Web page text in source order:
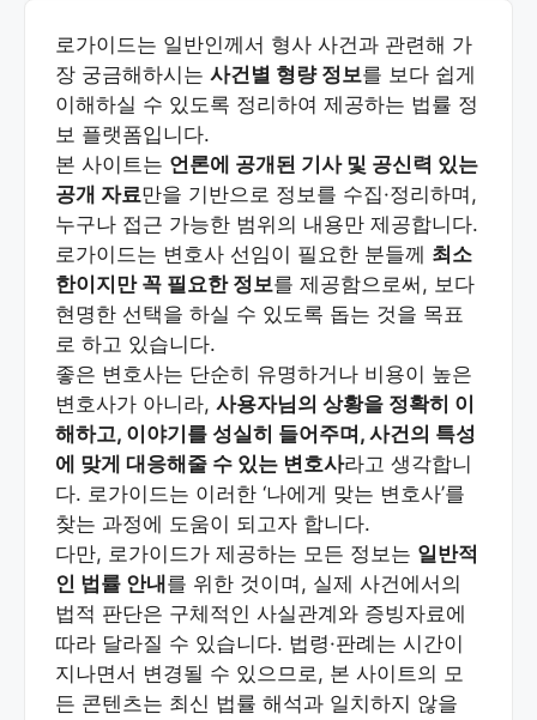
로가이드는 일반인께서 형사 사건과 관련해 가
장 궁금해하시는 사건별 형량 정보를 보다 쉽게
이해하실 수 있도록 정리하여 제공하는 법률 정
보 플랫폼입니다.
본 사이트는 언론에 공개된 기사 및 공신력 있는
공개 자료만을 기반으로 정보를 수집·정리하며,
누구나 접근 가능한 범위의 내용만 제공합니다.
로가이드는 변호사 선임이 필요한 분들께 최소
한이지만 꼭 필요한 정보를 제공함으로써, 보다
현명한 선택을 하실 수 있도록 돕는 것을 목표
로 하고 있습니다.
좋은 변호사는 단순히 유명하거나 비용이 높은
변호사가 아니라, 사용자님의 상황을 정확히 이
해하고, 이야기를 성실히 들어주며, 사건의 특성
에 맞게 대응해줄 수 있는 변호사라고 생각합니
다. 로가이드는 이러한 ‘나에게 맞는 변호사’를
찾는 과정에 도움이 되고자 합니다.
다만, 로가이드가 제공하는 모든 정보는 일반적
인 법률 안내 를 위한 것이며, 실제 사건에서의
법적 판단은 구체적인 사실관계와 증빙자료에
따라 달라질 수 있습니다. 법령·판례는 시간이
지나면서 변경될 수 있으므로, 본 사이트의 모
든 콘텐츠는 최신 법률 해석과 일치하지 않을